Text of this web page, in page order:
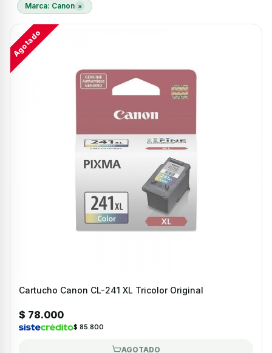
Marca: Canon ×
Agotado
Cartucho Canon CL-241 XL Tricolor Original
$ 78.000
$ 85.800
AGOTADO